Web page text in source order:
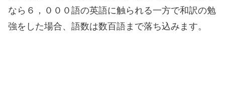
なら６，０００語の英語に触られる一方で和訳の勉
強をした場合、語数は数百語まで落ち込みます。